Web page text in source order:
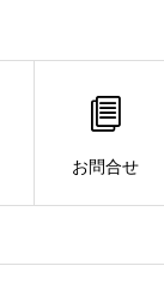
お問合せ